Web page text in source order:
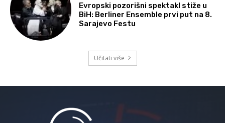
Evropski pozorišni spektakl stiže u
BiH: Berliner Ensemble prvi put na 8.
Sarajevo Festu
Učitati više